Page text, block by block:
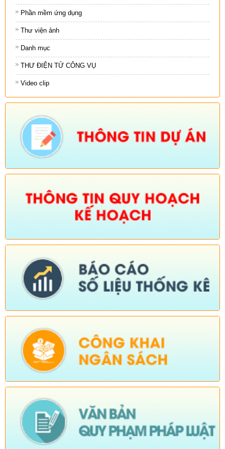
Phần mềm ứng dụng
Thư viện ảnh
Danh mục
THƯ ĐIỆN TỬ CÔNG VỤ
Video clip